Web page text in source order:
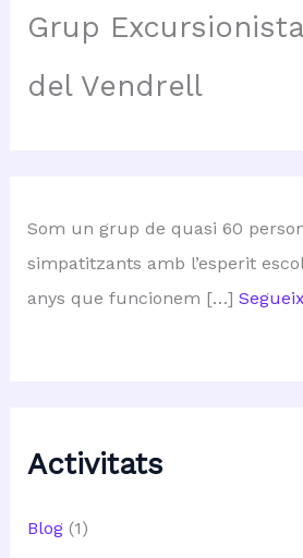
Grup
del Vendrell
Som un grup de quasi 60
simpatitzants amb l’esperit
anys que funcionem […]
Activitats
Blog(1)